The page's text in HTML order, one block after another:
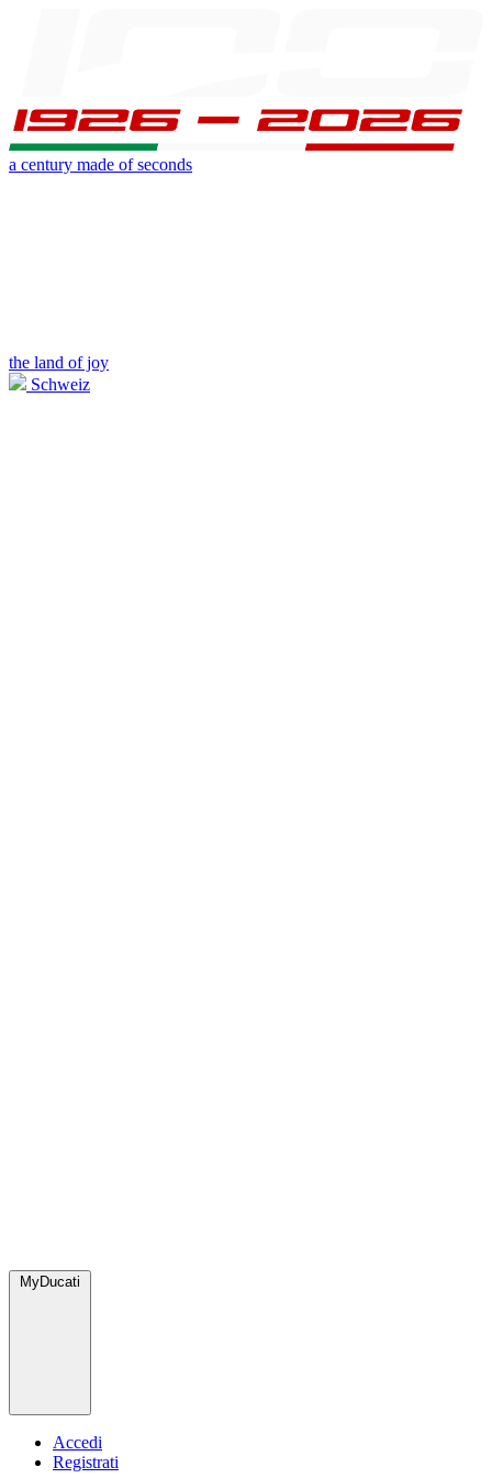
a century made of seconds
the land of joy
Schweiz
MyDucati
Accedi
Registrati